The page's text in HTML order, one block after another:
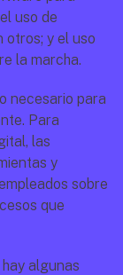
uso de
otros; y el uso
la marcha.
necesario para
Para
las
y
sobre
que
hay algunas